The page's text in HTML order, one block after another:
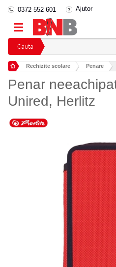
Cauta
0372 552 601 Ajutor
Rechizite scolare Penare
Penar
Unired, Herlitz